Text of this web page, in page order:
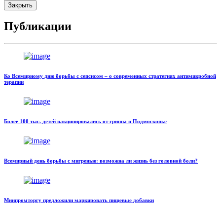
Закрыть
Публикации
Ко Всемирному дню борьбы с сепсисом – о современных стратегиях антимикробной
терапии
Более 100 тыс. детей вакцинировались от гриппа в Подмосковье
Всемирный день борьбы с мигренью: возможна ли жизнь без головной боли?
Минпромторгу предложили маркировать пищевые добавки